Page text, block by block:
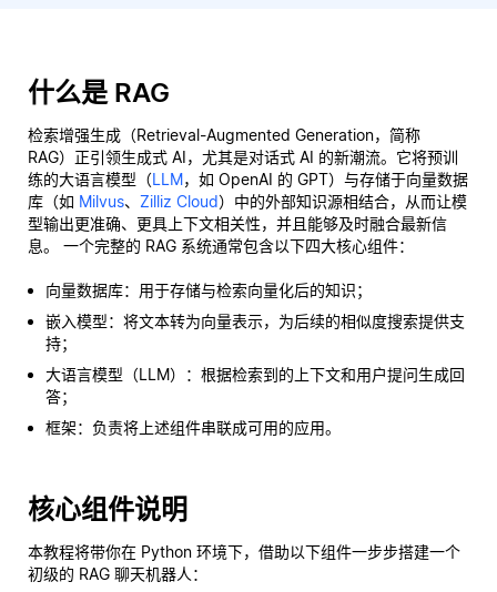
什么是 RAG
检索增强生成（Retrieval-Augmented Generation，简称
RAG）正引领生成式 AI，尤其是对话式 AI 的新潮流。它将预训
练的大语言模型（LLM，如 OpenAI 的 GPT）与存储于向量数据
库（如 Milvus、 Zilliz Cloud）中的外部知识源相结合，从而让模
型输出更准确、更具上下文相关性，并且能够及时融合最新信
息。 一个完整的 RAG 系统通常包含以下四大核心组件：
向量数据库：用于存储与检索向量化后的知识；
嵌入模型：将文本转为向量表示，为后续的相似度搜索提供支
持；
大语言模型（LLM）：根据检索到的上下文和用户提问生成回
答；
框架：负责将上述组件串联成可用的应用。
核心组件说明
本教程将带你在 Python 环境下，借助以下组件一步步搭建一个
初级的 RAG 聊天机器人：